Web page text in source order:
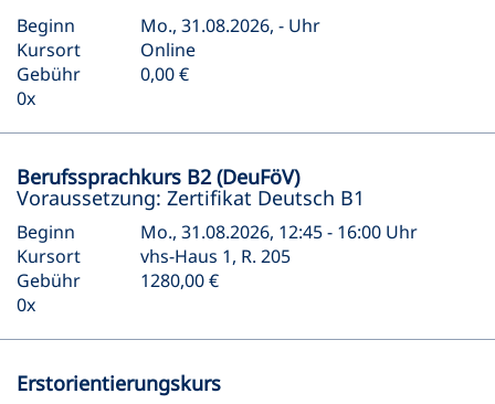
Beginn
Mo., 31.08.2026, - Uhr
Kursort
Online
Gebühr
0,00 €
0x
Berufssprachkurs B2 (DeuFöV)
Voraussetzung: Zertifikat Deutsch B1
Beginn
Mo., 31.08.2026, 12:45 - 16:00 Uhr
Kursort
vhs-Haus 1, R. 205
Gebühr
1280,00 €
0x
Erstorientierungskurs